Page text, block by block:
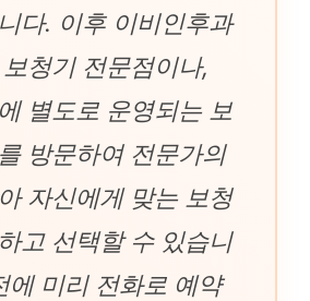
다. 이후 이비인후과
청기 전문점이나,
별도로 운영되는 보
방문하여 전문가의
자신에게 맞는 보청
고 선택할 수 있습니
에 미리 전화로 예약